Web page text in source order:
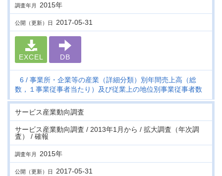
調査年月 2015年
公開（更新）日 2017-05-31
EXCEL DB
6
事業所・企業等の産業（詳細分類）別年間売上高（総
数，１事業従事者当たり）及び従業上の地位別事業従事者数
サービス産業動向調査
サービス産業動向調査 / 2013年1月から / 拡大調査（年次調
査） / 確報
調査年月 2015年
公開（更新）日 2017-05-31